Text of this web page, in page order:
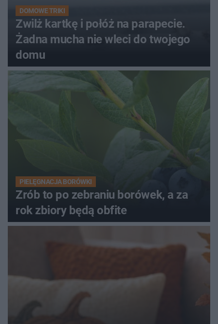
DOMOWE TRIKI
Zwilż kartkę i połóż na parapecie.
Żadna mucha nie wleci do twojego
domu
PIELĘGNACJA BORÓWKI
Zrób to po zebraniu borówek, a za
rok zbiory będą obfite